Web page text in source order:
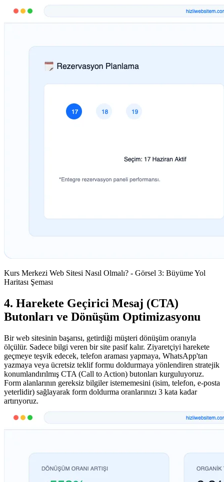
Kurs Merkezi Web Sitesi Nasıl Olmalı? - Görsel 3: Büyüme Yol
Haritası Şeması
4. Harekete Geçirici Mesaj (CTA)
Butonları ve Dönüşüm Optimizasyonu
Bir web sitesinin başarısı, getirdiği müşteri dönüşüm oranıyla
ölçülür. Sadece bilgi veren bir site pasif kalır. Ziyaretçiyi harekete
geçmeye teşvik edecek, telefon araması yapmaya, WhatsApp'tan
yazmaya veya ücretsiz teklif formu doldurmaya yönlendiren stratejik
konumlandırılmış CTA (Call to Action) butonları kurguluyoruz.
Form alanlarının gereksiz bilgiler istememesini (isim, telefon, e-posta
yeterlidir) sağlayarak form doldurma oranlarınızı 3 kata kadar
artırıyoruz.